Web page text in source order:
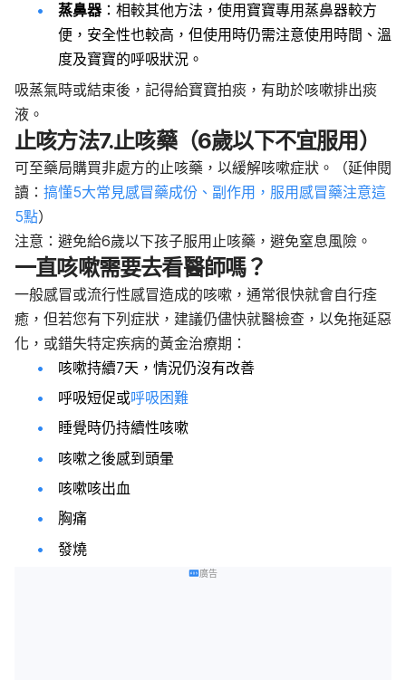
蒸鼻器 ：相較其他方法，使用寶寶專用蒸鼻器較方
便，安全性也較高，但使用時仍需注意使用時間、溫
度及寶寶的呼吸狀況。
吸蒸氣時或結束後，記得給寶寶拍痰，有助於咳嗽排出痰
液。
止咳方法7.止咳藥（6歲以下不宜服用）
可至藥局購買非處方的止咳藥，以緩解咳嗽症狀。（延伸閱
讀： 搞懂5大常見感冒藥成份、副作用，服用感冒藥注意這
5點）
注意：避免給6歲以下孩子服用止咳藥，避免窒息風險。
一直咳嗽需要去看醫師嗎？
一般感冒或流行性感冒造成的咳嗽，通常很快就會自行痊
癒，但若您有下列症狀，建議仍儘快就醫檢查，以免拖延惡
化，或錯失特定疾病的黃金治療期：
咳嗽持續7天，情況仍沒有改善
呼吸短促或呼吸困難
睡覺時仍持續性咳嗽
咳嗽之後感到頭暈
咳嗽咳出血
胸痛
發燒
廣告